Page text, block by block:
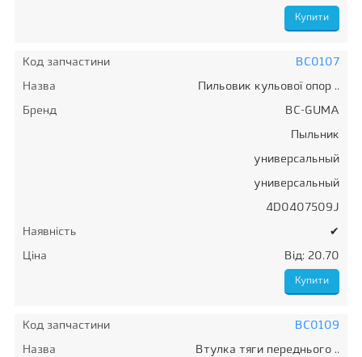
Код запчастини
BC0107
Назва
Пильовик кульової опор ..
Бренд
BC-GUMA
Пыльник
универсальный
универсальный
4D0407509J
Наявність
✔
Ціна
Від: 20.70
Код запчастини
BC0109
Назва
Втулка тяги переднього ..